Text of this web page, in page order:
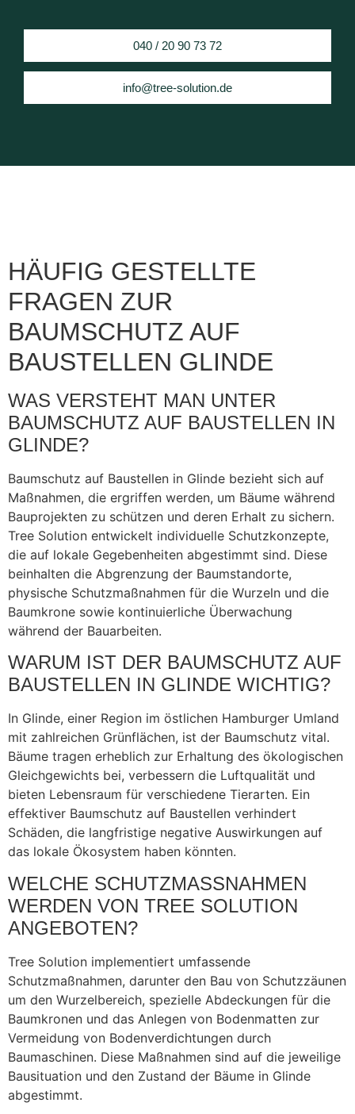
040 / 20 90 73 72
info@tree-solution.de
HÄUFIG GESTELLTE
FRAGEN ZUR
BAUMSCHUTZ AUF
BAUSTELLEN GLINDE
WAS VERSTEHT MAN UNTER
BAUMSCHUTZ AUF BAUSTELLEN IN
GLINDE?
Baumschutz auf Baustellen in Glinde bezieht sich auf
Maßnahmen, die ergriffen werden, um Bäume während
Bauprojekten zu schützen und deren Erhalt zu sichern.
Tree Solution entwickelt individuelle Schutzkonzepte,
die auf lokale Gegebenheiten abgestimmt sind. Diese
beinhalten die Abgrenzung der Baumstandorte,
physische Schutzmaßnahmen für die Wurzeln und die
Baumkrone sowie kontinuierliche Überwachung
während der Bauarbeiten.
WARUM IST DER BAUMSCHUTZ AUF
BAUSTELLEN IN GLINDE WICHTIG?
In Glinde, einer Region im östlichen Hamburger Umland
mit zahlreichen Grünflächen, ist der Baumschutz vital.
Bäume tragen erheblich zur Erhaltung des ökologischen
Gleichgewichts bei, verbessern die Luftqualität und
bieten Lebensraum für verschiedene Tierarten. Ein
effektiver Baumschutz auf Baustellen verhindert
Schäden, die langfristige negative Auswirkungen auf
das lokale Ökosystem haben könnten.
WELCHE SCHUTZMASSNAHMEN W
ERDEN VON TREE SOLUTION A
NGEBOTEN?
Tree Solution implementiert umfassende
Schutzmaßnahmen, darunter den Bau von Schutzzäunen
um den Wurzelbereich, spezielle Abdeckungen für die
Baumkronen und das Anlegen von Bodenmatten zur
Vermeidung von Bodenverdichtungen durch
Baumaschinen. Diese Maßnahmen sind auf die jeweilige
Bausituation und den Zustand der Bäume in Glinde
abgestimmt.